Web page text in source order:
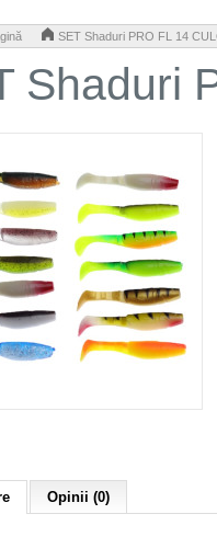
SET Shaduri PRO FL 14
Shaduri
Opinii (0)